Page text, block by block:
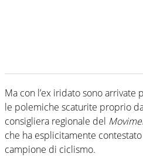
Ma con l’ex iridato sono arrivate
le polemiche scaturite proprio
consigliera regionale del
che ha esplicitamente
campione di ciclismo.